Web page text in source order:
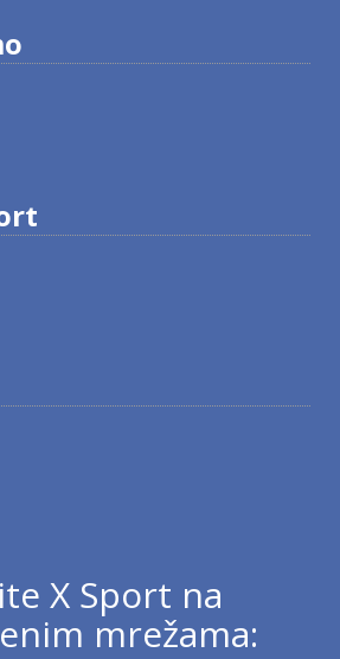
X Sport na
mrežama: